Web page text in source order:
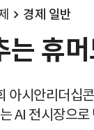
경제 일반
는 휴
아시안리더십
AI 전시장으로